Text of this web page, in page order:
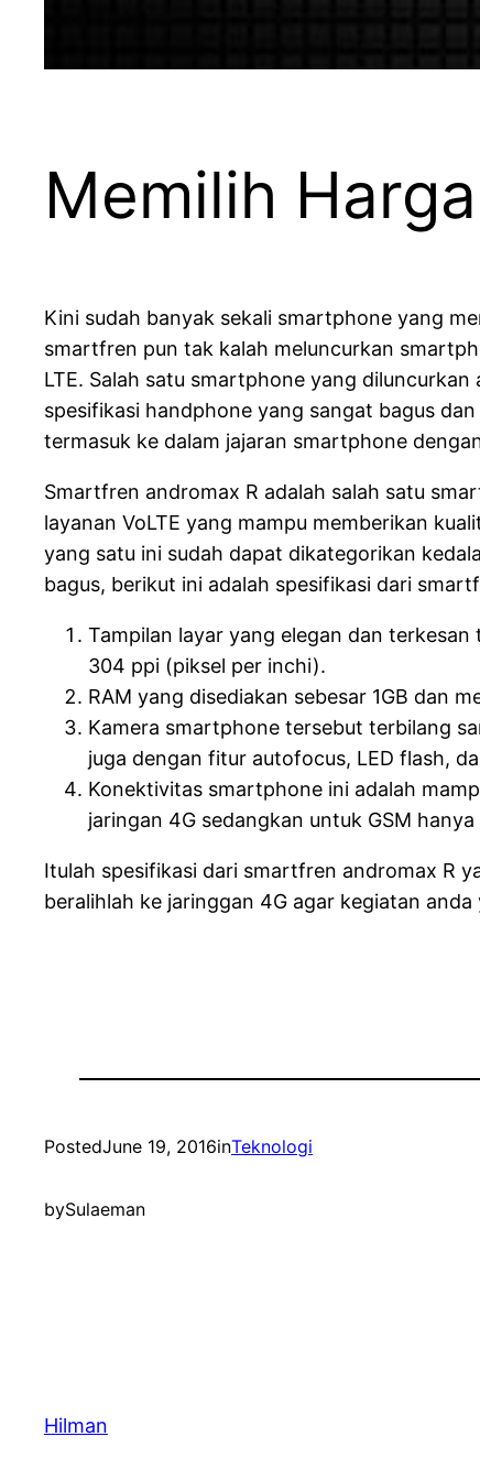
Memilih
Kini sudah banyak sekali smartphone yang
smartfren pun tak kalah meluncurkan
LTE. Salah satu smartphone yang
spesifikasi handphone yang sangat bagus
termasuk ke dalam jajaran smartphone
Smartfren andromax R adalah salah satu
layanan VoLTE yang mampu memberikan
yang satu ini sudah dapat dikategorikan
bagus, berikut ini adalah spesifikasi dari
Tampilan layar yang elegan dan
304 ppi (piksel per inchi).
RAM yang disediakan sebesar 1GB dan
Kamera smartphone tersebut terbilang
juga dengan fitur autofocus, LED flash,
Konektivitas smartphone ini adalah
jaringan 4G sedangkan untuk GSM
Itulah spesifikasi dari smartfren andromax R
beralihlah ke jaringgan 4G agar kegiatan
PostedJune 19, 2016inTeknologi
bySulaeman
Hilman